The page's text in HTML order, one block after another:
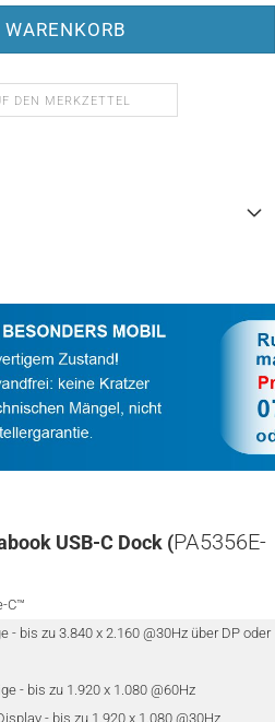
DEN MERKZETTEL
USB-C Dock (PA5356E-
C™
- bis zu 3.840 x 2.160 @30Hz über DP oder
- bis zu 1.920 x 1.080 @60Hz
- bis zu 1.920 x 1.080 @30Hz